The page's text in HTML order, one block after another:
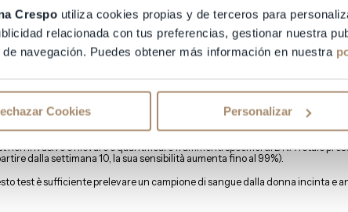
Crespo utiliza cookies propias y de terceros para
relacionada con tus preferencias, gestionar nuestra
de navegación. Puedes obtener más información en nuestra
Cookies Personalizar
(rimozione del liquido amniotico mediante puntura transaddominale
(ottenimento di un piccolo pezzo di tessuto dai villi coriali della placenta
vagina) o transaddominale (perforazione attraverso l’addome).
essere effettuato il test non
non invasivo è rilevare e quantificare frammenti specifici di DNA fetale
dalla settimana 10, la sua sensibilità aumenta fino al 99%).
test è sufficiente prelevare un campione di sangue dalla donna incinta e